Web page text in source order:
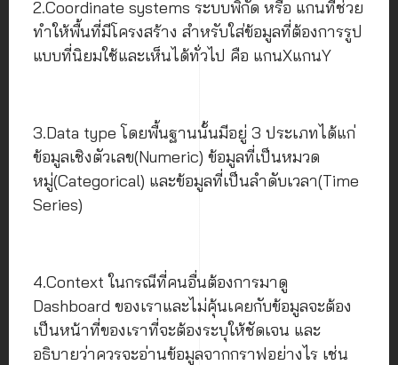
2.Coordinate systems ระบบพิกัด หรือ แกนที่ช่วย
ทำให้พื้นที่มีโครงสร้าง สำหรับใส่ข้อมูลที่ต้องการรูป
แบบที่นิยมใช้และเห็นได้ทั่วไป คือ แกนXแกนY
3.Data type โดยพื้นฐานนั้นมีอยู่ 3 ประเภทได้แก่
ข้อมูลเชิงตัวเลข(Numeric) ข้อมูลที่เป็นหมวด
หมู่(Categorical) และข้อมูลที่เป็นลำดับเวลา(Time
Series)
4.Context ในกรณีที่คนอื่นต้องการมาดู
Dashboard ของเราและไม่คุ้นเคยกับข้อมูลจะต้อง
เป็นหน้าที่ของเราที่จะต้องระบุให้ชัดเจน และ
อธิบายว่าควรจะอ่านข้อมูลจากกราฟอย่างไร เช่น